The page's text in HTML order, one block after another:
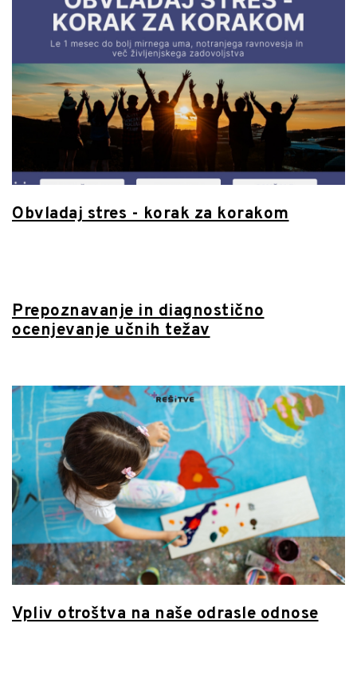
Obvladaj stres - korak za korakom
Prepoznavanje in diagnostično
ocenjevanje učnih težav
Vpliv otroštva na naše odrasle odnose